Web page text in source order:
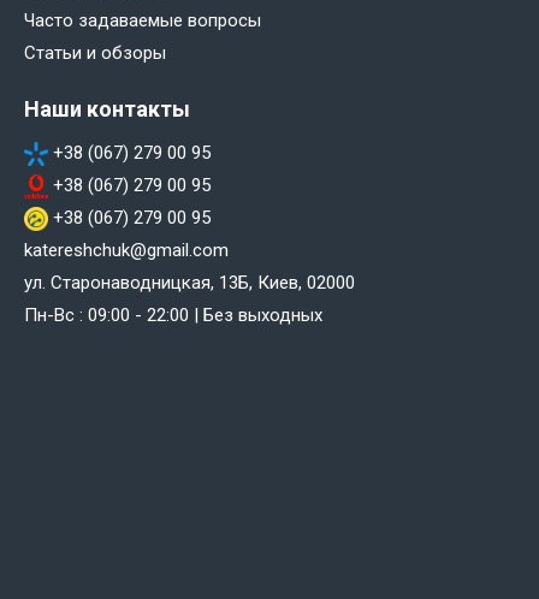
Часто задаваемые вопросы
Статьи и обзоры
Наши контакты
+38 (067) 279 00 95
+38 (067) 279 00 95
+38 (067) 279 00 95
katereshchuk@gmail.com
ул. Старонаводницкая, 13Б, Киев, 02000
Пн-Вс : 09:00 - 22:00 | Без выходных